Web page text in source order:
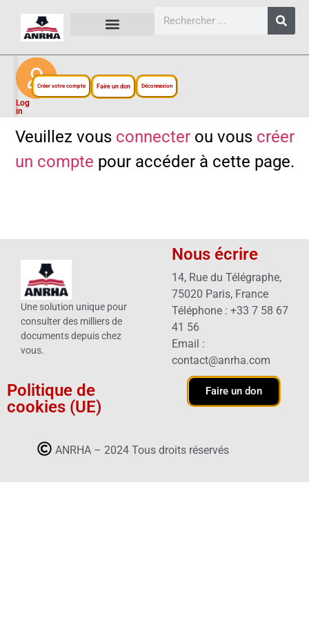
Log
in
Créer votre compte Faire un don Déconnexion
Veuillez vous connecterou vous créer
un compte pour accéder à cette page.
Une solution unique pour
consulter des milliers de
documents depuis chez
vous.
Politique de
cookies (UE)
Nous écrire
14, Rue du Télégraphe,
75020 Paris, France
Téléphone : +33 7 58 67
41 56
Email :
contact@anrha.com
Faire un don
ANRHA – 2024 Tous droits réservés